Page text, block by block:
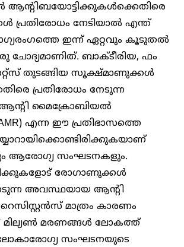
നേടിയാൽ എന്ത്
ഇന്ന് ഏറ്റവും കൂടുതൽ
ചോദ്യമാണിത്. ബാക്ടീരിയ, ഫം​
തുടങ്ങിയ സൂക്ഷ്മാണുക്കൾ
പ്രതിരോധം നേടുന്ന
മൈക്രോബിയൽ
എന്ന ഈ പ്രതിഭാസത്തെ
ആരോഗ്യ സംഘടനകളും.
രോ​ഗാണുക്കൾ
അവസ്ഥയായ ആന്റി
മാത്രം കാരണം
മില്യൺ മരണങ്ങൾ ലോകത്ത്
സംഘടനയുടെ